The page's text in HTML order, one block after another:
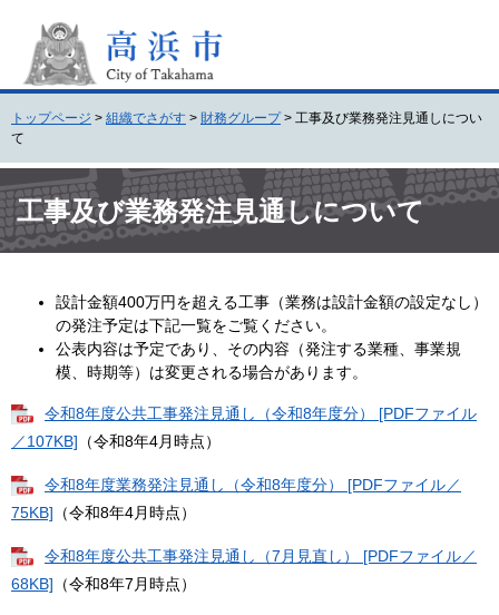
頭
。
飛
て
本
文
トップページ > 組織でさがす > 財務グループ > 工事及び業務発注見通しについ
て
文工事及び業務発注見通しについて
設計金額400万円を超える工事（業務は設計金額の設定なし）
の発注予定は下記一覧をご覧ください。
公表内容は予定であり、その内容（発注する業種、事業規
模、時期等）は変更される場合があります。​
令和8年度公共工事発注見通し（令和8年度分） [PDFファイル
／107KB] （令和8年4月時点）
令和8年度業務発注見通し（令和8年度分） [PDFファイル／
75KB] （令和8年4月時点）
令和8年度公共工事発注見通し（7月見直し） [PDFファイル／
68KB] （令和8年7月時点）